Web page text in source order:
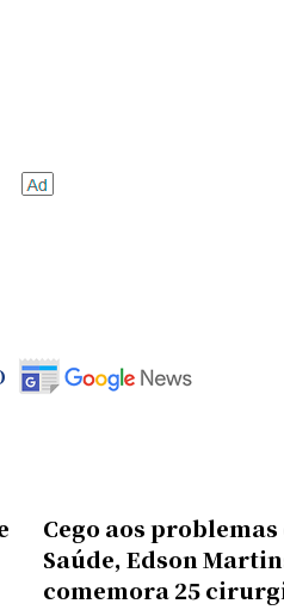
Cego aos problemas
Saúde, Edson
comemora 25